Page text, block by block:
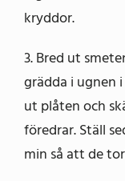
kryddor.
3. Bred ut
grädda i ugnen
ut plåten och
föredrar. Ställ
min så att de